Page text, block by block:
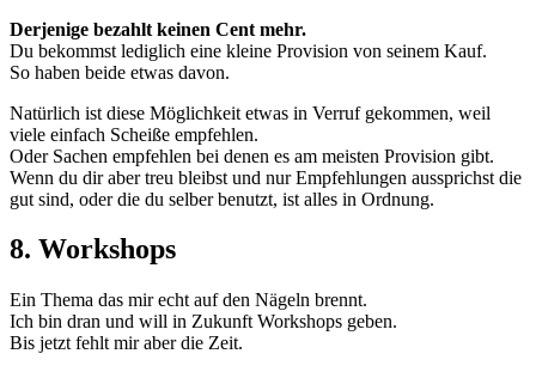
Derjenige bezahlt keinen Cent mehr.
Du bekommst lediglich eine kleine Provision von seinem Kauf.
So haben beide etwas davon.
Natürlich ist diese Möglichkeit etwas in Verruf gekommen, weil
viele einfach Scheiße empfehlen.
Oder Sachen empfehlen bei denen es am meisten Provision gibt.
Wenn du dir aber treu bleibst und nur Empfehlungen aussprichst die
gut sind, oder die du selber benutzt, ist alles in Ordnung.
8. Workshops
Ein Thema das mir echt auf den Nägeln brennt.
Ich bin dran und will in Zukunft Workshops geben.
Bis jetzt fehlt mir aber die Zeit.